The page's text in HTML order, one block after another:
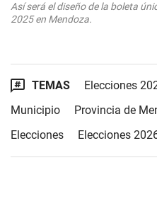
Así será el diseño de la boleta
2025 en Mendoza.
TEMAS Elecciones
Municipio
Provincia de
Elecciones
Elecciones